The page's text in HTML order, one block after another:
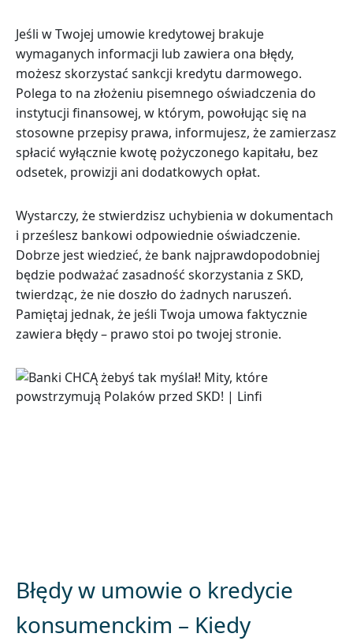
Jeśli w Twojej umowie kredytowej brakuje
wymaganych informacji lub zawiera ona błędy,
możesz skorzystać sankcji kredytu darmowego.
Polega to na złożeniu pisemnego oświadczenia do
instytucji finansowej, w którym, powołując się na
stosowne przepisy prawa, informujesz, że zamierzasz
spłacić wyłącznie kwotę pożyczonego kapitału, bez
odsetek, prowizji ani dodatkowych opłat.
Wystarczy, że stwierdzisz uchybienia w dokumentach
i prześlesz bankowi odpowiednie oświadczenie.
Dobrze jest wiedzieć, że bank najprawdopodobniej
będzie podważać zasadność skorzystania z SKD,
twierdząc, że nie doszło do żadnych naruszeń.
Pamiętaj jednak, że jeśli Twoja umowa faktycznie
zawiera błędy – prawo stoi po twojej stronie.
Błędy w umowie o kredycie
konsumenckim – Kiedy